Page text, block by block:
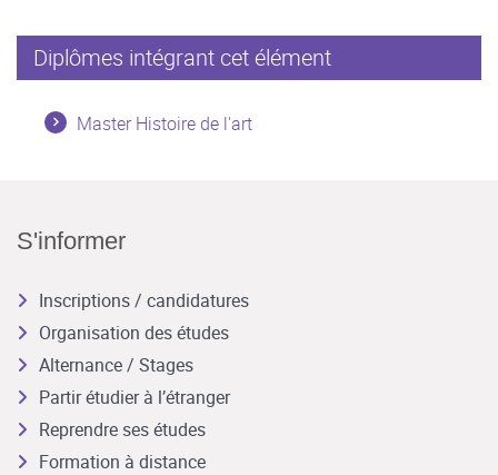
Diplômes intégrant cet élément
Master Histoire de l'art
S'informer
Inscriptions / candidatures
Organisation des études
Alternance / Stages
Partir étudier à l’étranger
Reprendre ses études
Formation à distance